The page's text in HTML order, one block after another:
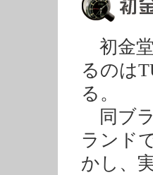
初金
るのは
る。
同ブ
ランド
かし、